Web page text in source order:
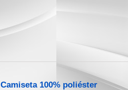
Camiseta 100% poliéster